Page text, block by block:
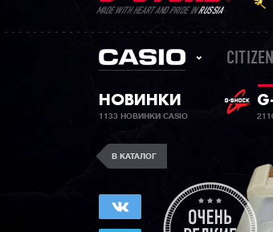
MADE WITH HEART AND PRIDE INRUSSIA
CITIZEN
НОВИНКИ
1133 НОВИНКИ CASIO
В КАТАЛОГ